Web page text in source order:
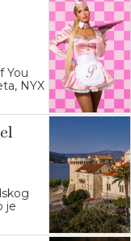
You
NYX
je